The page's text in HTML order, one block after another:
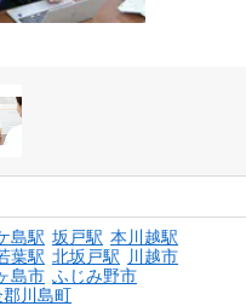
島駅 坂戸駅 本川越駅
葉駅 北坂戸駅
川越市
島市 ふじみ野市
郡川島町